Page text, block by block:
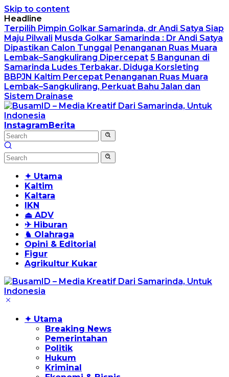
Skip to content
Headline
Terpilih Pimpin Golkar Samarinda, dr Andi Satya Siap
Maju Pilwali Musda Golkar Samarinda : Dr Andi Satya
Dipastikan Calon Tunggal Penanganan Ruas Muara
Lembak–Sangkulirang Dipercepat 5 Bangunan di
Samarinda Ludes Terbakar, Diduga Korsleting
BBPJN Kaltim Percepat Penanganan Ruas Muara
Lembak–Sangkulirang, Perkuat Bahu Jalan dan
Sistem Drainase
InstagramBerita
✦ Utama
Kaltim
Kaltara
IKN
⏏ ADV
✈ Hiburan
♞ Olahraga
Opini & Editorial
Figur
Agrikultur Kukar
✦ Utama
Breaking News
Pemerintahan
Politik
Hukum
Kriminal